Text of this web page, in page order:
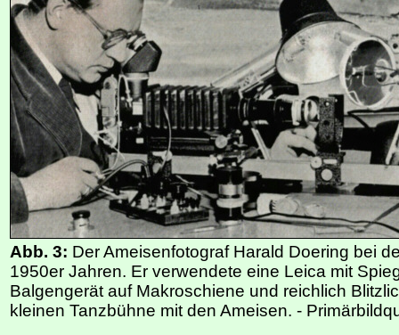
Abb. 3: Der Ameisenfotograf Harald Doering bei
1950er Jahren. Er verwendete eine Leica mit
Balgengerät auf Makroschiene und reichlich
kleinen Tanzbühne mit den Ameisen. -